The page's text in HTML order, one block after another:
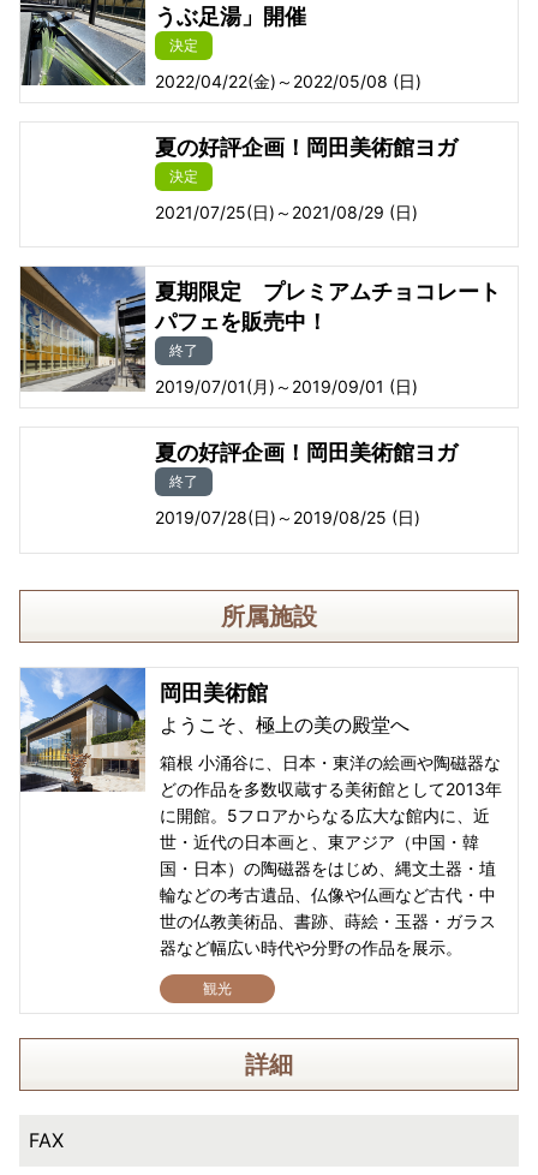
うぶ足湯」開催
決定
2022/04/22(金)～2022/05/08 (日)
夏の好評企画！岡田美術館ヨガ
決定
2021/07/25(日)～2021/08/29 (日)
夏期限定 プレミアムチョコレート
パフェを販売中！
終了
2019/07/01(月)～2019/09/01 (日)
夏の好評企画！岡田美術館ヨガ
終了
2019/07/28(日)～2019/08/25 (日)
所属施設
岡田美術館
ようこそ、極上の美の殿堂へ
箱根 小涌谷に、日本・東洋の絵画や陶磁器な
どの作品を多数収蔵する美術館として2013年
に開館。5フロアからなる広大な館内に、近
世・近代の日本画と、東アジア（中国・韓
国・日本）の陶磁器をはじめ、縄文土器・埴
輪などの考古遺品、仏像や仏画など古代・中
世の仏教美術品、書跡、蒔絵・玉器・ガラス
器など幅広い時代や分野の作品を展示。
観光
詳細
FAX